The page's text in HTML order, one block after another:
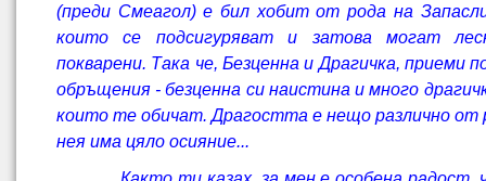
(преди Смеагол) е бил хобит от рода на
които се подсигуряват и затова могат
покварени. Така че, Безценна и Драгичка, приеми
обръщения - безценна си наистина и много
които те обичат. Драгостта е нещо различно от
нея има цяло осияние...